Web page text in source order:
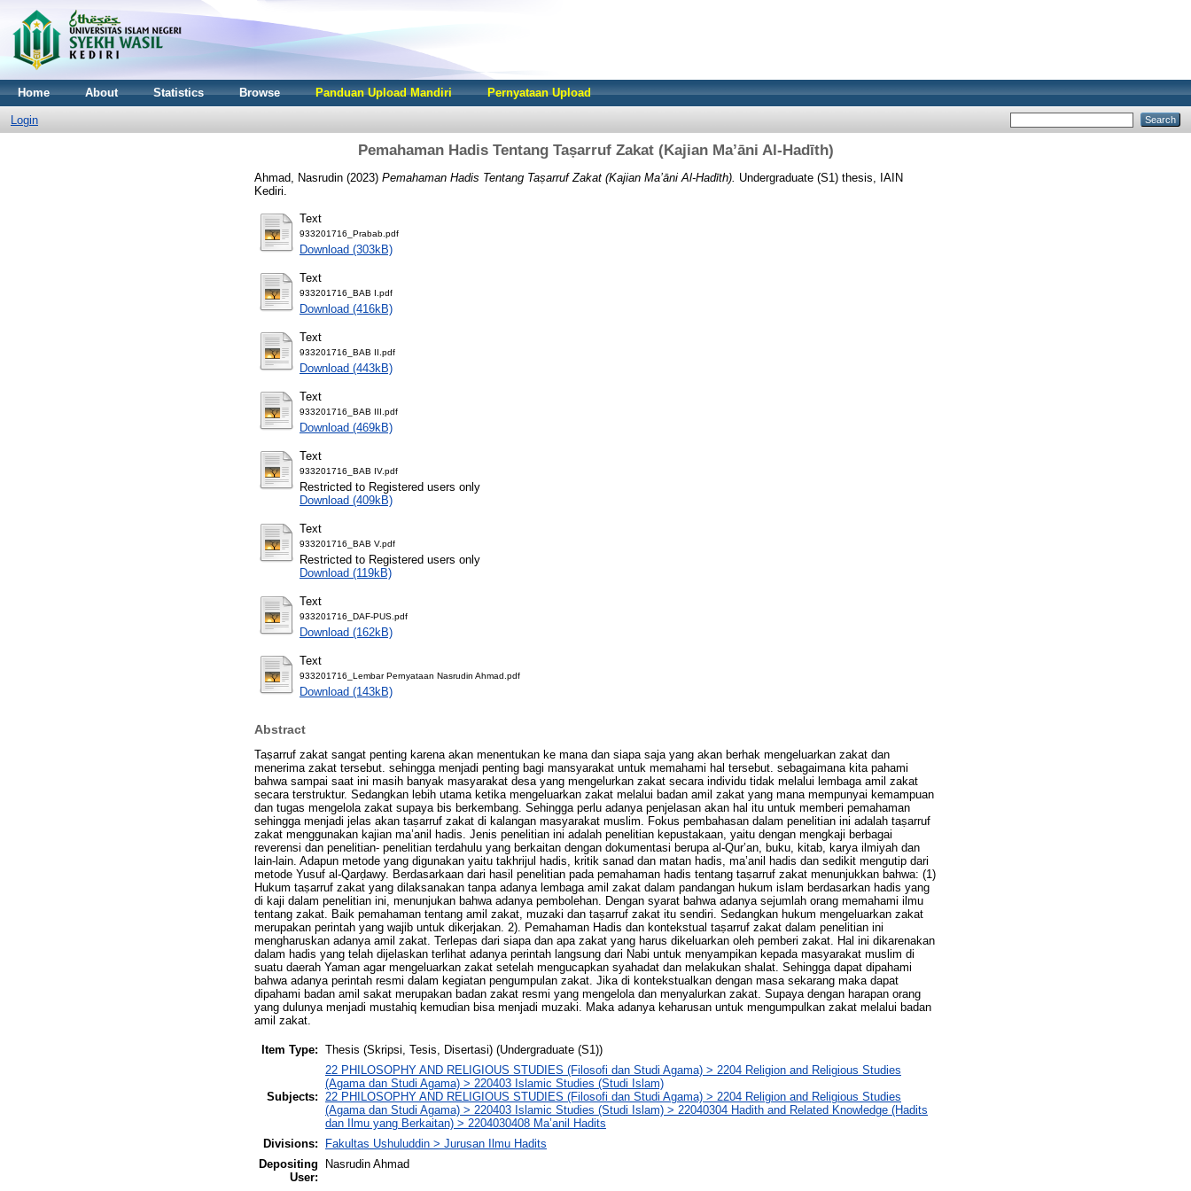
Home About Statistics Browse Panduan Upload Mandiri Pernyataan Upload
Login
Pemahaman Hadis Tentang Taṣarruf Zakat (Kajian Ma’āni Al-Hadīth)
Ahmad, Nasrudin (2023) Pemahaman Hadis Tentang Taṣarruf Zakat (Kajian Ma’āni Al-Hadīth). Undergraduate (S1) thesis, IAIN
Kediri.
Text
933201716_Prabab.pdf
Download (303kB)
Text
933201716_BAB I.pdf
Download (416kB)
Text
933201716_BAB II.pdf
Download (443kB)
Text
933201716_BAB III.pdf
Download (469kB)
Text
933201716_BAB IV.pdf
Restricted to Registered users only
Download (409kB)
Text
933201716_BAB V.pdf
Restricted to Registered users only
Download (119kB)
Text
933201716_DAF-PUS.pdf
Download (162kB)
Text
933201716_Lembar Pernyataan Nasrudin Ahmad.pdf
Download (143kB)
Abstract
Taṣarruf zakat sangat penting karena akan menentukan ke mana dan siapa saja yang akan berhak mengeluarkan zakat dan
menerima zakat tersebut. sehingga menjadi penting bagi mansyarakat untuk memahami hal tersebut. sebagaimana kita pahami
bahwa sampai saat ini masih banyak masyarakat desa yang mengelurkan zakat secara individu tidak melalui lembaga amil zakat
secara terstruktur. Sedangkan lebih utama ketika mengeluarkan zakat melalui badan amil zakat yang mana mempunyai kemampuan
dan tugas mengelola zakat supaya bis berkembang. Sehingga perlu adanya penjelasan akan hal itu untuk memberi pemahaman
sehingga menjadi jelas akan taṣarruf zakat di kalangan masyarakat muslim. Fokus pembahasan dalam penelitian ini adalah taṣarruf
zakat menggunakan kajian ma’anil hadis. Jenis penelitian ini adalah penelitian kepustakaan, yaitu dengan mengkaji berbagai
reverensi dan penelitian- penelitian terdahulu yang berkaitan dengan dokumentasi berupa al-Qur’an, buku, kitab, karya ilmiyah dan
lain-lain. Adapun metode yang digunakan yaitu takhrijul hadis, kritik sanad dan matan hadis, ma’anil hadis dan sedikit mengutip dari
metode Yusuf al-Qarḍawy. Berdasarkaan dari hasil penelitian pada pemahaman hadis tentang taṣarruf zakat menunjukkan bahwa: (1)
Hukum taṣarruf zakat yang dilaksanakan tanpa adanya lembaga amil zakat dalam pandangan hukum islam berdasarkan hadis yang
di kaji dalam penelitian ini, menunjukan bahwa adanya pembolehan. Dengan syarat bahwa adanya sejumlah orang memahami ilmu
tentang zakat. Baik pemahaman tentang amil zakat, muzaki dan taṣarruf zakat itu sendiri. Sedangkan hukum mengeluarkan zakat
merupakan perintah yang wajib untuk dikerjakan. 2). Pemahaman Hadis dan kontekstual taṣarruf zakat dalam penelitian ini
mengharuskan adanya amil zakat. Terlepas dari siapa dan apa zakat yang harus dikeluarkan oleh pemberi zakat. Hal ini dikarenakan
dalam hadis yang telah dijelaskan terlihat adanya perintah langsung dari Nabi untuk menyampikan kepada masyarakat muslim di
suatu daerah Yaman agar mengeluarkan zakat setelah mengucapkan syahadat dan melakukan shalat. Sehingga dapat dipahami
bahwa adanya perintah resmi dalam kegiatan pengumpulan zakat. Jika di kontekstualkan dengan masa sekarang maka dapat
dipahami badan amil sakat merupakan badan zakat resmi yang mengelola dan menyalurkan zakat. Supaya dengan harapan orang
yang dulunya menjadi mustahiq kemudian bisa menjadi muzaki. Maka adanya keharusan untuk mengumpulkan zakat melalui badan
amil zakat.
Item Type: Thesis (Skripsi, Tesis, Disertasi) (Undergraduate (S1))
Subjects:
22 PHILOSOPHY AND RELIGIOUS STUDIES (Filosofi dan Studi Agama) > 2204 Religion and Religious Studies
(Agama dan Studi Agama) > 220403 Islamic Studies (Studi Islam)
22 PHILOSOPHY AND RELIGIOUS STUDIES (Filosofi dan Studi Agama) > 2204 Religion and Religious Studies
(Agama dan Studi Agama) > 220403 Islamic Studies (Studi Islam) > 22040304 Hadith and Related Knowledge (Hadits
dan Ilmu yang Berkaitan) > 2204030408 Ma’anil Hadits
Divisions:
Fakultas Ushuluddin > Jurusan Ilmu Hadits
Depositing
User:
Nasrudin Ahmad